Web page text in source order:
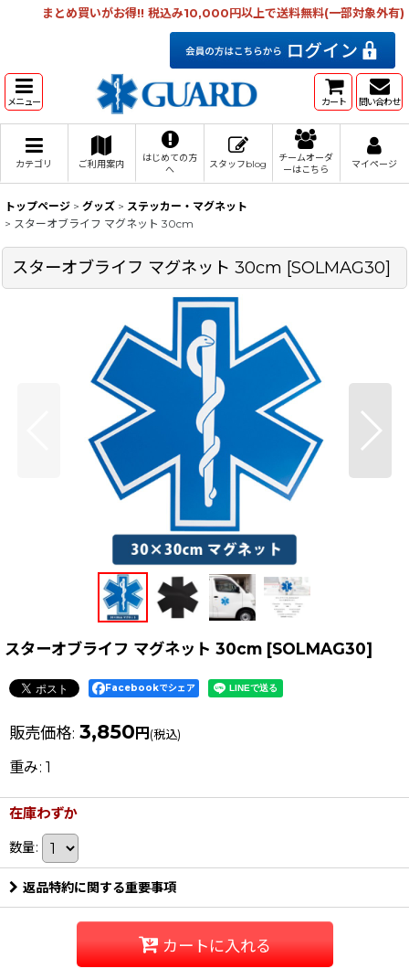
まとめ買いがお得!! 税込み10,000円以上で送料無料(一部対象外有)
メニュー カート 問い合わせ
カテゴリ ご利用案内
はじめての方
へ
スタッフblog
チームオーダ
ーはこちら
マイページ
トップページ > グッズ > ステッカー・マグネット
> スターオブライフ マグネット 30cm
スターオブライフ マグネット 30cm [SOLMAG30]
スターオブライフ マグネット 30cm [SOLMAG30]
Facebookでシェア
販売価格: 3,850 円 (税込)
重み: 1
在庫わずか
数量:
返品特約に関する重要事項
カートに入れる